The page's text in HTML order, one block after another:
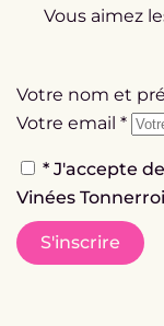
Vous aimez
Votre nom et
Votre email *
* J'accepte
Vinées
S'inscrire